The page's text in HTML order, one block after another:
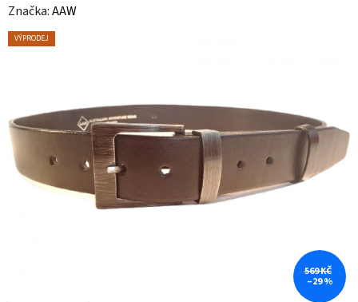
hodnocení
produktu
5
hvězdiček.
Značka:AAW
VÝPRODEJ
569 KČ
–29 %